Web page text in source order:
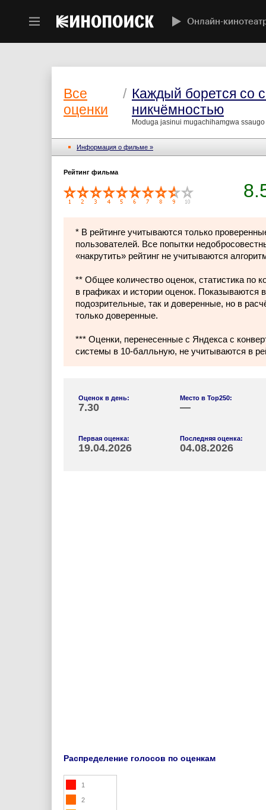
Онлайн-
Все
оценки
/ Каждый борется со
никчёмностью
Moduga jasinui mugachihamgwa
Информация о фильме »
Рейтинг фильма
* В рейтинге учитываются только
пользователей. Все попытки
«накрутить» рейтинг не учитываются
** Общее количество оценок, статистика по
в графиках и истории оценок. Показываются
подозрительные, так и доверенные, но в
только доверенные.
*** Оценки, перенесенные с Яндекса с
системы в 10-балльную, не учитываются в
Оценок в день:
7.30
Место в Top250:
—
Первая оценка:
19.04.2026
Последняя оценка:
04.08.2026
Распределение голосов по оценкам
1
2